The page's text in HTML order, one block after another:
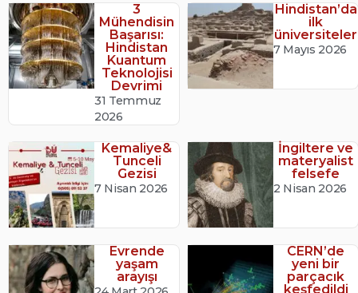
3
Mühendisin
Başarısı:
Hindistan
Kuantum
Teknolojisi
Devrimi
31 Temmuz
2026
Hindistan’da
ilk
üniversiteler
7 Mayıs 2026
Kemaliye&
Tunceli
Gezisi
7 Nisan 2026
İngiltere ve
materyalist
felsefe
2 Nisan 2026
Evrende
yaşam
arayışı
CERN’de
yeni bir
parçacık
keşfedildi